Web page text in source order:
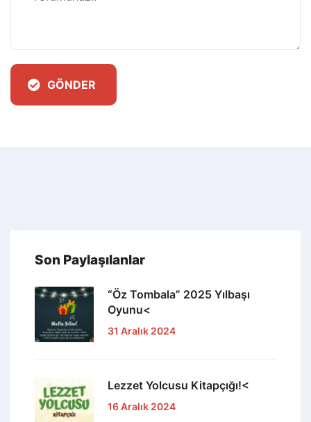
GÖNDER
Son Paylaşılanlar
“Öz Tombala” 2025 Yılbaşı
Oyunu<
31 Aralık 2024
Lezzet Yolcusu Kitapçığı!<
16 Aralık 2024